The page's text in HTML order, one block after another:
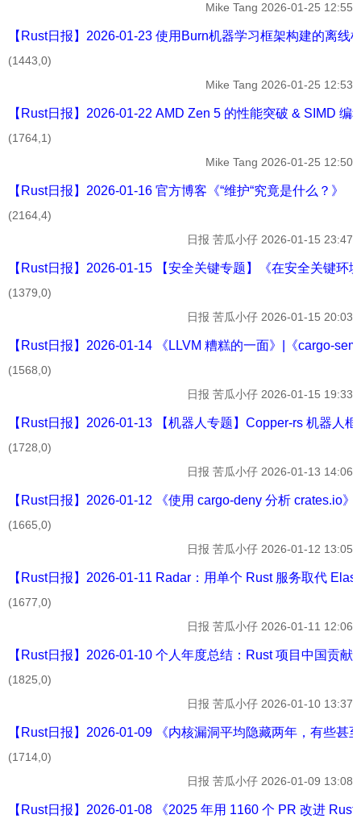
Mike Tang 2026-01-25 12:55
【Rust日报】2026-01-23 使用Burn机器学习框架构建的离线
(1443,0)
Mike Tang 2026-01-25 12:53
【Rust日报】2026-01-22 AMD Zen 5 的性能突破 & SIMD 编
(1764,1)
Mike Tang 2026-01-25 12:50
【Rust日报】2026-01-16 官方博客《“维护“究竟是什么？》
(2164,4)
日报 苦瓜小仔 2026-01-15 23:47
【Rust日报】2026-01-15 【安全关键专题】《在安全关键
(1379,0)
日报 苦瓜小仔 2026-01-15 20:03
【Rust日报】2026-01-14 《LLVM 糟糕的一面》|《cargo-
(1568,0)
日报 苦瓜小仔 2026-01-15 19:33
【Rust日报】2026-01-13 【机器人专题】Copper-rs 机器人
(1728,0)
日报 苦瓜小仔 2026-01-13 14:06
【Rust日报】2026-01-12 《使用 cargo-deny 分析 crates.io
(1665,0)
日报 苦瓜小仔 2026-01-12 13:05
【Rust日报】2026-01-11 Radar：用单个 Rust 服务取代
(1677,0)
日报 苦瓜小仔 2026-01-11 12:06
【Rust日报】2026-01-10 个人年度总结：Rust 项目中国贡
(1825,0)
日报 苦瓜小仔 2026-01-10 13:37
【Rust日报】2026-01-09 《内核漏洞平均隐藏两年，有些甚
(1714,0)
日报 苦瓜小仔 2026-01-09 13:08
【Rust日报】2026-01-08 《2025 年用 1160 个 PR 改进 Rust